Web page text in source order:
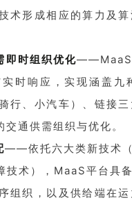
术形成相应的算力及
即时组织优化——MaaS
时响应，实现涵盖九
行、小汽车）、链接
通供需组织与优化。
——依托六大类新技术（
技术），MaaS平台具
组织，以及供给端在